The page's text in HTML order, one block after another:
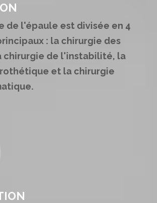
de l'épaule est divisée en 4
: la chirurgie des
chirurgie de l'instabilité, la
et la chirurgie